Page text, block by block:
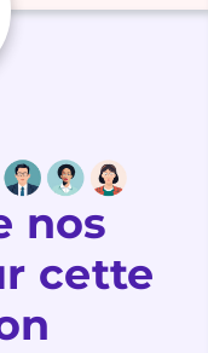
nos
cette